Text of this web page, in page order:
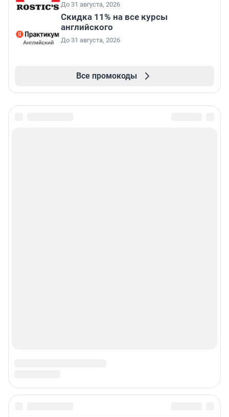
До 31 августа, 2026
Скидка 11% на все курсы
английского
До 31 августа, 2026
Все промокоды